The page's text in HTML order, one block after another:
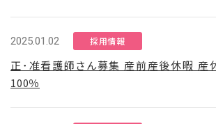
2025.01.02 採用情報
正･准看護師さん募集 産前産後休暇 産
100％